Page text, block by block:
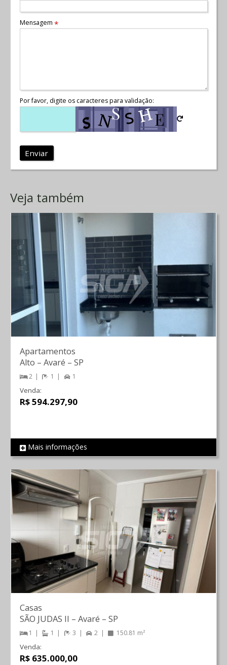
Mensagem *
Por favor, digite os caracteres para validação:
Enviar
Veja também
REF 2231
Apartamentos
Alto – Avaré – SP
2 1 1
Venda:
R$ 594.297,90
Mais informações
Casas
SÃO JUDAS II – Avaré – SP
1 1 3 2 150.81 m²
Venda:
R$ 635.000,00